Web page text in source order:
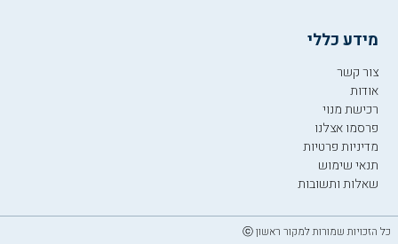
מידע כללי
צור קשר
אודות
רכישת מנוי
פרסמו אצלנו
מדיניות פרטיות
תנאי שימוש
שאלות ותשובות
כל הזכויות שמורות למקור ראשון ⓒ